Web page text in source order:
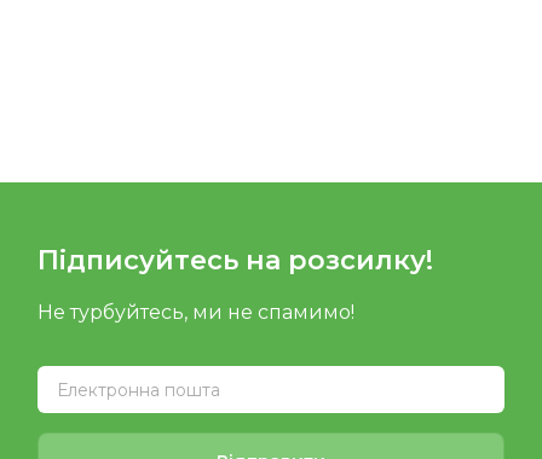
Підписуйтесь на розсилку!
Не турбуйтесь, ми не спамимо!